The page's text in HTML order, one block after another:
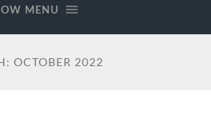
MENU
OCTOBER 2022